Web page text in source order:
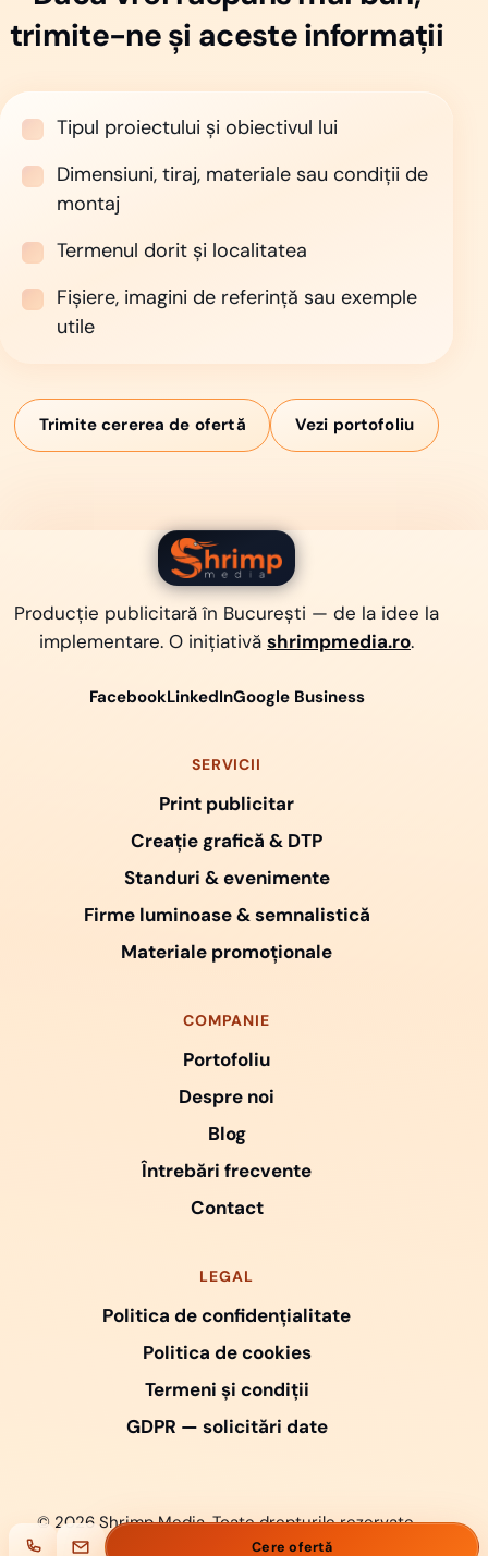
trimite-ne și aceste informații
Tipul proiectului și obiectivul lui
Dimensiuni, tiraj, materiale sau condiții de
montaj
Termenul dorit și localitatea
Fișiere, imagini de referință sau exemple
utile
Trimite cererea de ofertă Vezi portofoliu
Shrimp Media
Producție publicitară în București — de la idee la
implementare. O inițiativă shrimpmedia.ro.
FacebookLinkedInGoogle Business
SERVICII
Print publicitar
Creație grafică & DTP
Standuri & evenimente
Firme luminoase & semnalistică
Materiale promoționale
COMPANIE
Portofoliu
Despre noi
Blog
Întrebări frecvente
Contact
LEGAL
Politica de confidențialitate
Politica de cookies
Termeni și condiții
GDPR — solicitări date
© 2026 Shrimp Media. Toate drepturile rezervate.
Cere ofertă